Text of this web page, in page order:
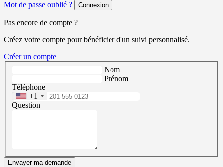
Mot de passe oublié ?
Connexion
Pas encore de compte ?
Créez votre compte pour bénéficier d'un suivi personnalisé.
Créer un compte
Nom
Prénom
Téléphone
+1
Question
Envayer ma demande